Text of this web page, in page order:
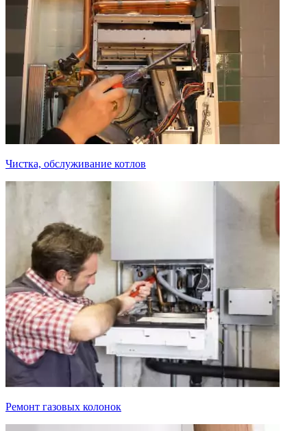
Чистка, обслуживание котлов
Ремонт газовых колонок